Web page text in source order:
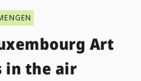
Art
in the air